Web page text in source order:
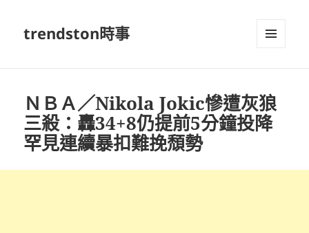
trendston時事
ＮＢＡ／Nikola Jokic慘遭灰狼
三殺：轟34+8仍提前5分鐘投降
罕見連續暴扣難挽頹勢